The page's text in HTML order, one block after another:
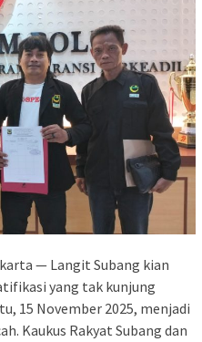
— Langit Subang kian
yang tak kunjung
15 November 2025, menjadi
Kaukus Rakyat Subang dan